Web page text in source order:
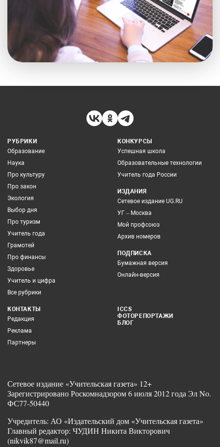
РУБРИКИ
Образование
Наука
Про культуру
Про закон
Экология
Выбор дня
Про туризм
Учитель года
Грамотей
Про финансы
Здоровье
Учитель и цифра
Все рубрики
КОНКУРСЫ
Успешная школа
Образовательные технологии
Учитель года России
ИЗДАНИЯ
Сетевое издание UG.RU
УГ – Москва
Мой профсоюз
Архив номеров
ПОДПИСКА
Бумажная версия
Онлайн-версия
КОНТАКТЫ
Редакция
Реклама
Партнеры
ICCS
ФОТОРЕПОРТАЖИ
БЛОГ
Сетевое издание «Учительская газета» 12+
Зарегистрировано Роскомнадзором 6 июля 2012 года Эл No.
ФС77-50440
Учредитель: АО «Издательский дом «Учительская газета»
Главный редактор: ЧУДИН Никита Викторович
(nikvik87@mail.ru)